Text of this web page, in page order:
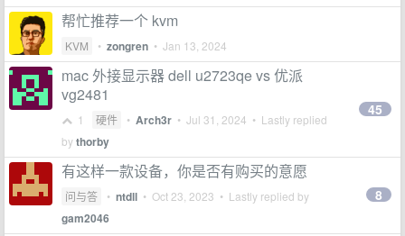
帮忙推荐一个 kvm
KVM • zongren • Jan 13, 2024
mac 外接显示器 dell u2723qe vs 优派
vg2481
1 硬件 • Arch3r • Jul 31, 2024 • Lastly replied
bythorby
45
有这样一款设备，你是否有购买的意愿
问与答 • ntdll • Oct 23, 2023 • Lastly replied by
gam2046
8